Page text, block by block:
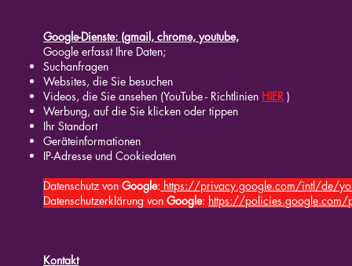
Google-Dienste: (gmail, chrome, youtube,
Google erfasst Ihre Daten;
Suchanfragen
Websites, die Sie besuchen
Videos, die Sie ansehen (YouTube - Richtlinien HIER )
Werbung, auf die Sie klicken oder tippen
Ihr Standort
Geräteinformationen
IP-Adresse und Cookiedaten
Datenschutz von Google: https://privacy.google.com/intl/de/
Datenschutzerklärung von Google: https://policies.google.com/
Kontakt